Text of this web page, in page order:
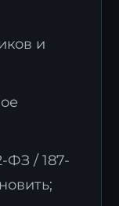
и
ФЗ / 187-